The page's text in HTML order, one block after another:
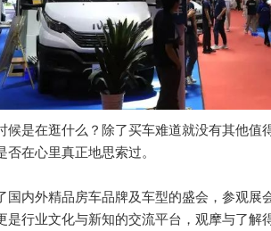
是在逛什么？除了买车难道就没有其他
在心里真正地思索过。
内外精品房车品牌及车型的盛会，参观
行业文化与新知的交流平台，观摩与了解